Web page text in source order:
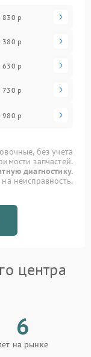
830 р
380 р
630 р
730 р
980 р
без учета
запчастей.
диагностику.
неисправность.
центра
6
на рынке